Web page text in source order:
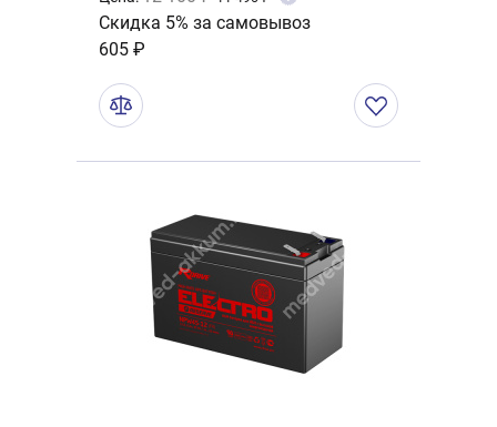
Скидка 5% за самовывоз
605 ₽